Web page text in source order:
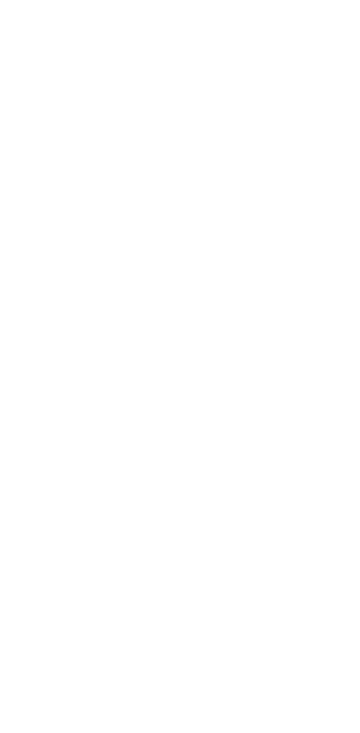
させていただ
ようお願いしま
にご登録され
社の共同利用者
1000ppm以下、
品に未対応品が
) : 1000ppm、
、
貨物等」とい
可)を取得する
要な手段を講じ
ムロン制御